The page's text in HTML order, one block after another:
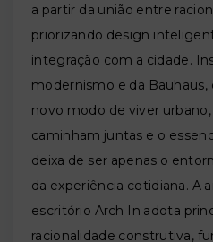
a partir da união entre
priorizando design
integração com a cidade.
modernismo e da
novo modo de viver
caminham juntas e o
deixa de ser apenas o
da experiência cotidiana. A
escritório Arch In adota
racionalidade construtiva,